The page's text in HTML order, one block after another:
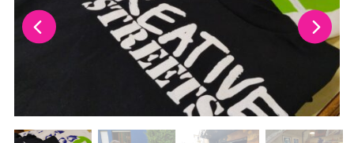
Changer la diapositive actuelle de ce carrousel